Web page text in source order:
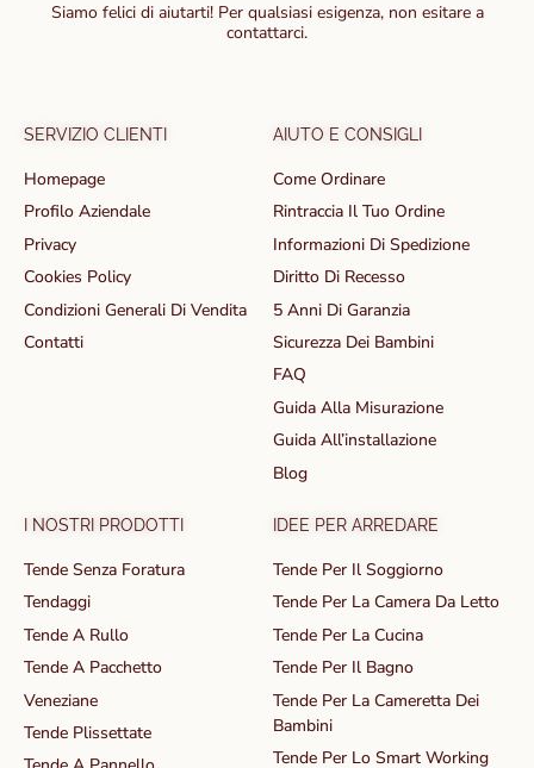
Siamo felici di aiutarti! Per qualsiasi esigenza, non esitare a
contattarci.
SERVIZIO CLIENTI
Homepage
Profilo Aziendale
Privacy
Cookies Policy
Condizioni Generali Di Vendita
Contatti
AIUTO E CONSIGLI
Come Ordinare
Rintraccia Il Tuo Ordine
Informazioni Di Spedizione
Diritto Di Recesso
5 Anni Di Garanzia
Sicurezza Dei Bambini
FAQ
Guida Alla Misurazione
Guida All’installazione
Blog
I NOSTRI PRODOTTI
Tende Senza Foratura
Tendaggi
Tende A Rullo
Tende A Pacchetto
Veneziane
Tende Plissettate
IDEE PER ARREDARE
Tende Per Il Soggiorno
Tende Per La Camera Da Letto
Tende Per La Cucina
Tende Per Il Bagno
Tende Per La Cameretta Dei
Bambini
Tende Per Lo Smart Working